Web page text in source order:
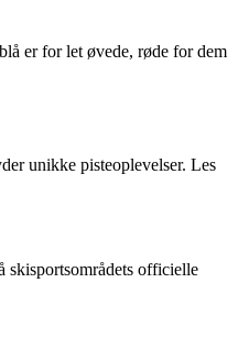
er for let øvede, røde for dem
unikke pisteoplevelser. Les
skisportsområdets officielle